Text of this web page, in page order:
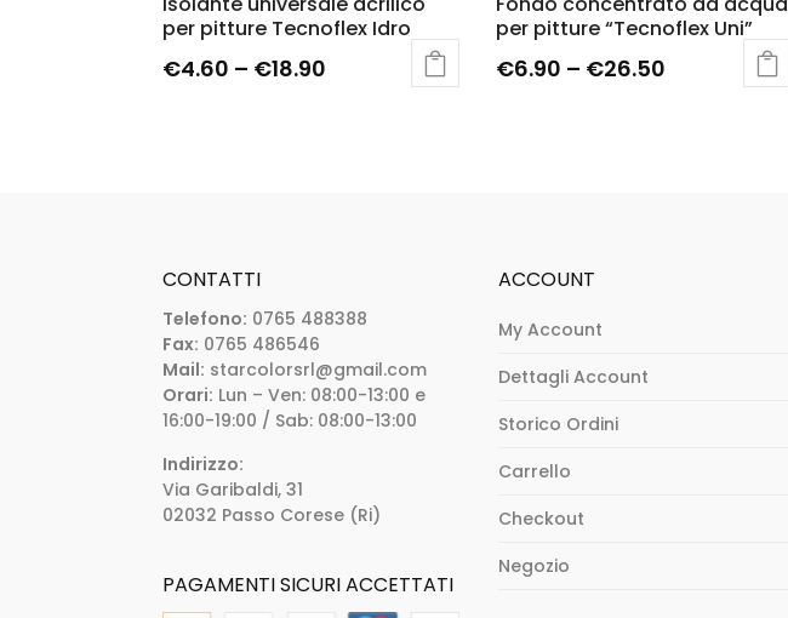
per pitture Tecnoflex Idro
€4.60 – €18.90
per pitture “Tecnoflex Uni”
€6.90 – €26.50
CONTATTI
Telefono: 0765 488388
Fax: 0765 486546
Mail: starcolorsrl@gmail.com
Orari: Lun – Ven: 08:00-13:00 e
16:00-19:00 / Sab: 08:00-13:00
Indirizzo:
Via Garibaldi, 31
02032 Passo Corese (Ri)
PAGAMENTI SICURI ACCETTATI
ACCOUNT
My Account
Dettagli Account
Storico Ordini
Carrello
Checkout
Negozio